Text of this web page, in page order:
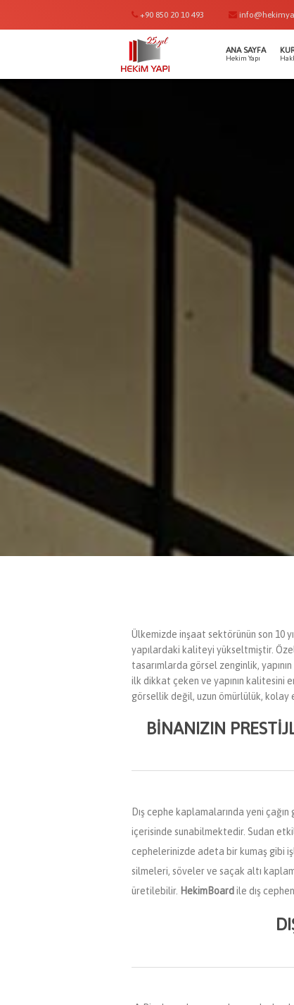
+90 850 20 10 493
ANA SAYFA
Hekim Yapı
Ülkemizde inşaat sektörünün son 10
yapılardaki kaliteyi yükseltmiştir.
tasarımlarda görsel zenginlik,
ilk dikkat çeken ve yapının kalitesini en
görsellik değil, uzun ömürlülük, kolay
BINANIZIN
Dış cephe kaplamalarında yeni
içerisinde sunabilmektedir. Sudan
cephelerinizde adeta bir kumaş gibi
silmeleri, söveler ve saçak altı
üretilebilir. HekimBoardile dış